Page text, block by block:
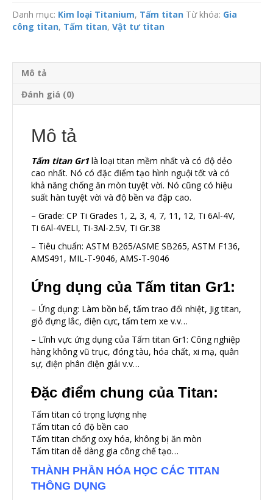
Danh mục: Kim loại Titanium, Tấm titan Từ khóa: Gia
công titan, Tấm titan, Vật tư titan
Mô tả
Đánh giá (0)
Mô tả
Tấm titan Gr1là loại titan mềm nhất và có độ dẻo
cao nhất. Nó có đặc điểm tạo hình nguội tốt và có
khả năng chống ăn mòn tuyệt vời. Nó cũng có hiệu
suất hàn tuyệt vời và độ bền va đập cao.
– Grade: CP Ti Grades 1, 2, 3, 4, 7, 11, 12, Ti 6Al-4V,
Ti 6Al-4VELI, Ti-3Al-2.5V, Ti Gr.38
– Tiêu chuẩn: ASTM B265/ASME SB265, ASTM F136,
AMS491, MIL-T-9046, AMS-T-9046
Ứng dụng của Tấm titan Gr1:
– Ứng dụng: Làm bồn bể, tấm trao đổi nhiệt, Jig titan,
giỏ đựng lắc, điện cực, tấm tem xe v.v…
– Lĩnh vực ứng dụng của Tấm titan Gr1: Công nghiệp
hàng không vũ trục, đóng tàu, hóa chất, xi mạ, quân
sự, điện phân điện giải v.v…
Đặc điểm chung của Titan:
Tấm titan có trọng lượng nhẹ
Tấm titan có độ bền cao
Tấm titan chống oxy hóa, không bị ăn mòn
Tấm titan dễ dàng gia công chế tạo…
THÀNH PHẦN HÓA HỌC CÁC TITAN
THÔNG DỤNG